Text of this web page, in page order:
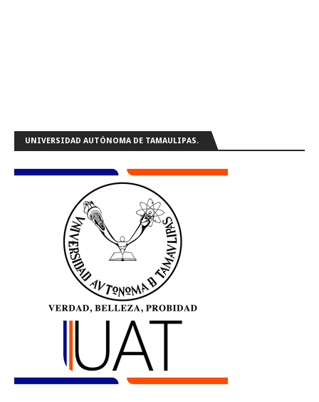
UNIVERSIDAD AUTÓNOMA DE TAMAULIPAS.